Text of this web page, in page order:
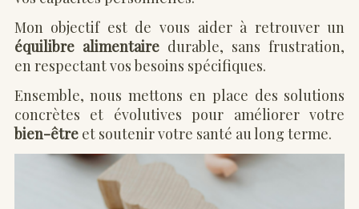
Mon objectif est de vous aider à retrouver un
équilibre alimentairedurable, sans frustration,
en respectant vos besoins spécifiques.
Ensemble, nous mettons en place des solutions
concrètes et évolutives pour améliorer votre
bien-êtreet soutenir votre santé au long terme.